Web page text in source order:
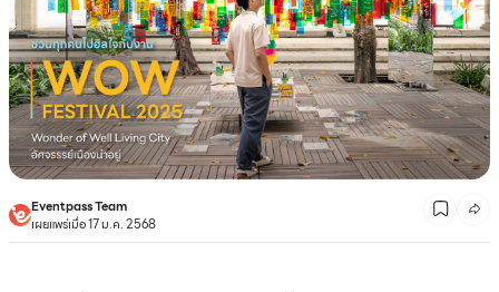
Eventpass Team
เผยแพร่เมื่อ 17 ม.ค. 2568